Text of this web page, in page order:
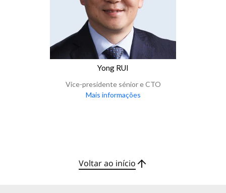
Yong RUI
Vice-presidente sénior e CTO
Mais informações
Voltar ao início